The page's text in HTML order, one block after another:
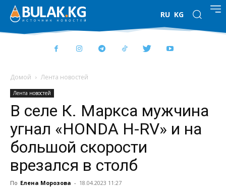
RU KG
Домой Лента новостей
Лента новостей
В селе К. Маркса мужчина
угнал «HONDA H-RV» и на
большой скорости
врезался в столб
По Елена Морозова - 18.04.2023 11:27